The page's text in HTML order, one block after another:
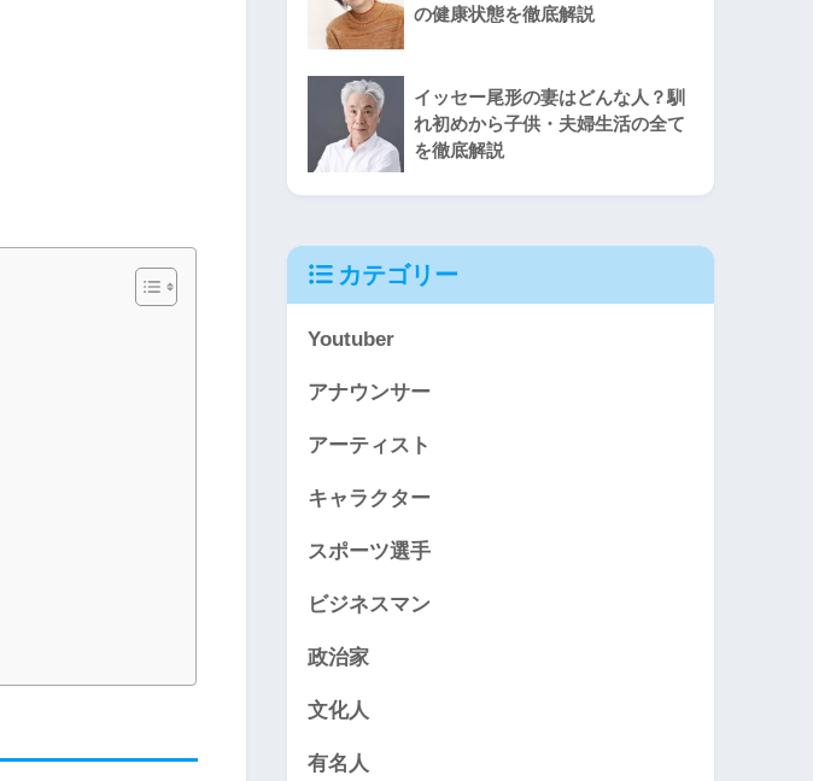
の健康状態を徹底解説
イッセー尾形の妻はどんな人？馴
れ初めから子供・夫婦生活の全て
を徹底解説
カテゴリー
Youtuber
アナウンサー
アーティスト
キャラクター
スポーツ選手
ビジネスマン
政治家
文化人
有名人